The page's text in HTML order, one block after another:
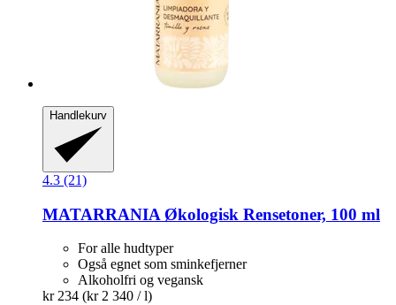
Handlekurv
4.3 (21)
MATARRANIA Økologisk Rensetoner, 100 ml
For alle hudtyper
Også egnet som sminkefjerner
Alkoholfri og vegansk
kr 234 (kr 2 340 / l)